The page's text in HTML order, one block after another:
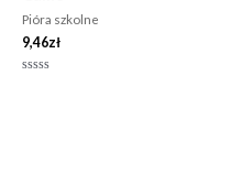
Pióra szkolne
9,46zł